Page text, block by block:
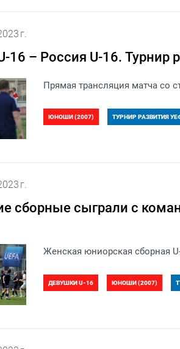
г.
16 – Россия U-16. Турнир
Прямая трансляция матча со
ЮНОШИ (2007) ТУРНИР РАЗВИТИЯ
г.
сборные сыграли с
Женская юниорская сборная
ДЕВУШКИ U-16 ЮНОШИ (2007)